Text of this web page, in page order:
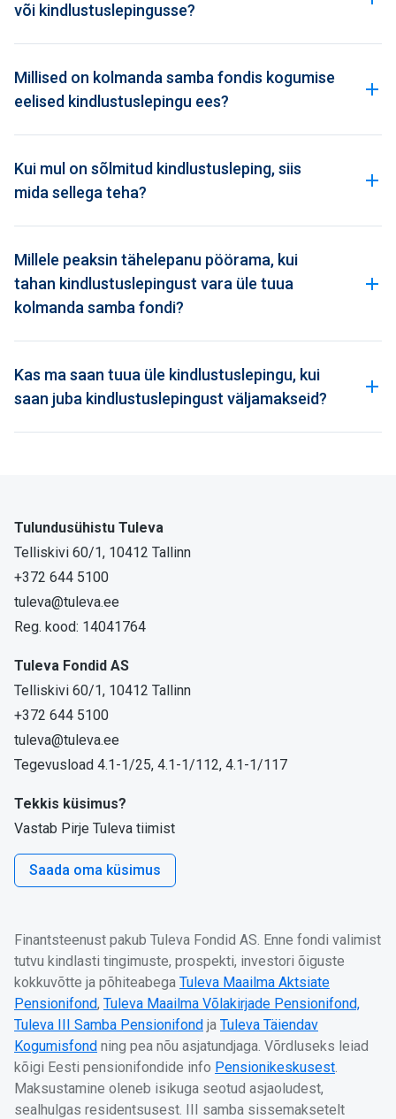
või kindlustuslepingusse?
Millised on kolmanda samba fondis kogumise
eelised kindlustuslepingu ees?
Kui mul on sõlmitud kindlustusleping, siis
mida sellega teha?
Millele peaksin tähelepanu pöörama, kui
tahan kindlustuslepingust vara üle tuua
kolmanda samba fondi?
Kas ma saan tuua üle kindlustuslepingu, kui
saan juba kindlustuslepingust väljamakseid?
Tulundusühistu Tuleva
Telliskivi 60/1, 10412 Tallinn
+372 644 5100
tuleva@tuleva.ee
Reg. kood: 14041764
Tuleva Fondid AS
Telliskivi 60/1, 10412 Tallinn
+372 644 5100
tuleva@tuleva.ee
Tegevusload 4.1-1/25, 4.1-1/112, 4.1-1/117
Tekkis küsimus?
Vastab Pirje Tuleva tiimist
Saada oma küsimus
Finantsteenust pakub Tuleva Fondid AS. Enne fondi valimist
tutvu kindlasti tingimuste, prospekti, investori õiguste
kokkuvõtte ja põhiteabega Tuleva Maailma Aktsiate
Pensionifond, Tuleva Maailma Võlakirjade Pensionifond,
Tuleva III Samba Pensionifond ja Tuleva Täiendav
Kogumisfond ning pea nõu asjatundjaga. Võrdluseks leiad
kõigi Eesti pensionifondide info Pensionikeskusest.
Maksustamine oleneb isikuga seotud asjaoludest,
sealhulgas residentsusest. III samba sissemaksetelt